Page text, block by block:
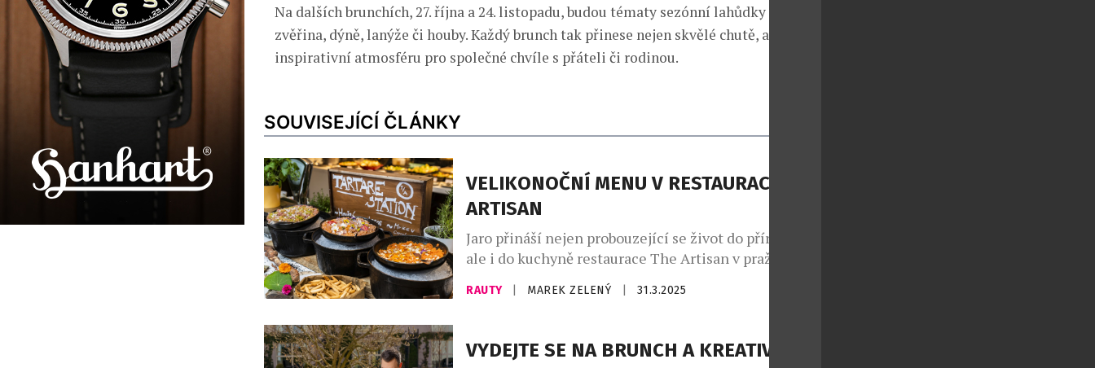
Na dalších brunchích, 27. října a 24. listopadu, budou tématy sezónní lahůdky jako
zvěřina, dýně, lanýže či houby. Každý brunch tak přinese nejen skvělé chutě, ale i
inspirativní atmosféru pro společné chvíle s přáteli či rodinou.
SOUVISEJÍCÍ ČLÁNKY
VELIKONOČNÍ MENU V RESTAURACI THE
ARTISAN
Jaro přináší nejen probouzející se život do přírody,
ale i do kuchyně restaurace The Artisan v pražském
šéfkuchař David Rejhon speciální menu, které
mohou vychutnat pečlivě sestavené menu, kde se
snoubí nejlepší sezónní suroviny, lokální produkty,
RAUTY MAREK ZELENÝ 31.3.2025
VYDEJTE SE NA BRUNCH A KREATIVNÍ